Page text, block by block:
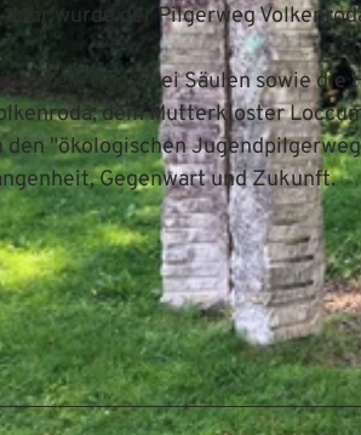
wurde der Pilgerweg
ein Rad: Drei Säulen sowie
dem Mutterkloster
"ökologischen
Gegenwart und Zukunft.